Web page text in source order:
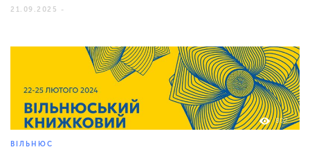
21.09.2025 -
802
ВІЛЬНЮС